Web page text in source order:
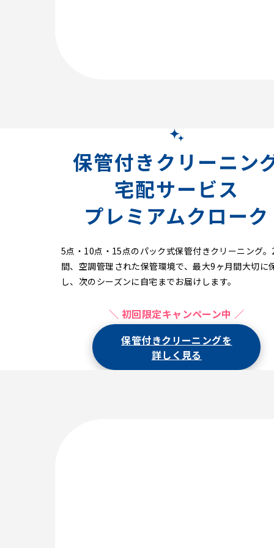
保管付きクリーニン
宅配サービス
プレミアムクローク
5点・10点・15点のパック式保管付きクリーニング
間、空調管理された保管環境で、最大9ヶ月間大切に
し、次のシーズンに自宅までお届けします。
＼ 初回限定キャンペーン中 ／
保管付きクリーニングを
詳しく見る